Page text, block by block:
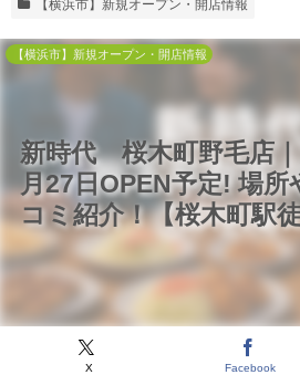
【横浜市】新規オープン・開店情報
新時代 桜木町野毛店
月27日OPEN予定! 場所
コミ紹介！【桜木町駅徒
【横浜市】新規オープン・開店情報
X Facebook